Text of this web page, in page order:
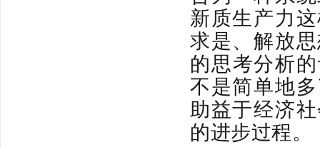
新质生产力
求是、解放
的思考分析
不是简单地
助益于经济
的进步过程。